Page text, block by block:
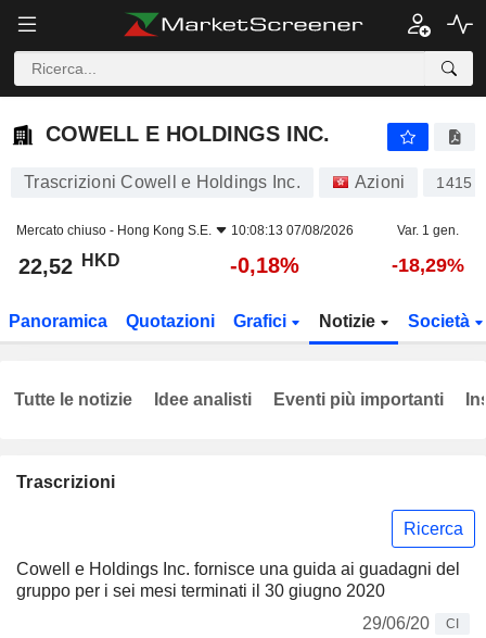
COWELL E HOLDINGS INC.
COWELL E HOLDINGS INC.
Trascrizioni Cowell e Holdings Inc. Azioni 1415
Mercato chiuso - Hong Kong S.E. 10:08:13 07/08/2026 Var. 1 gen.
22,52 HKD -0,18% -18,29%
Panoramica Quotazioni Grafici Notizie Società
Trascrizioni
Ricerca
Cowell e Holdings Inc. fornisce una guida ai guadagni del
gruppo per i sei mesi terminati il 30 giugno 2020
29/06/20
CI
Tutte le notizie Idee analisti Eventi più importanti